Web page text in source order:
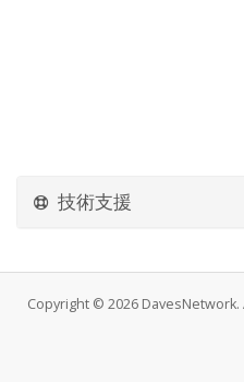
技術支援
Copyright © 2026 DavesNetwork.